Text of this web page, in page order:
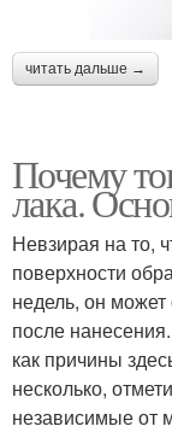
читать дальше →
Почему
лака.
Невзирая на то,
поверхности
недель, он
после
как причины
несколько,
независимые от